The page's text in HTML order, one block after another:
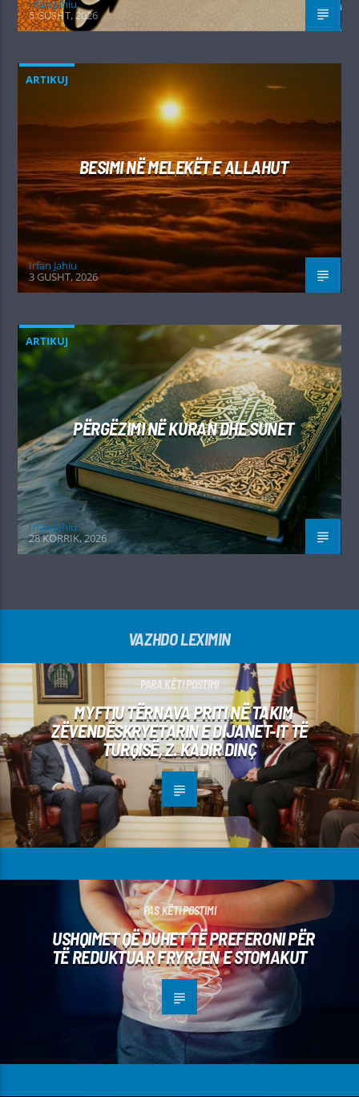
Irfan Jahiu
5 GUSHT, 2026
ARTIKUJ
BESIMI NË MELEKËT E ALLAHUT
Irfan Jahiu
3 GUSHT, 2026
ARTIKUJ
PËRGËZIMI NË KURAN DHE SUNET
Irfan Jahiu
28 KORRIK, 2026
VAZHDO LEXIMIN
PARA KËTI POSTIMI
MYFTIU TËRNAVA PRITI NË TAKIM
ZËVENDËSKRYETARIN E DIJANET-IT TË
TURQISË, Z. KADIR DINÇ
PAS KËTI POSTIMI
USHQIMET QË DUHET TË PREFERONI PËR
TË REDUKTUAR FRYRJEN E STOMAKUT